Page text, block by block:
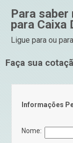
Para
para Caixa
Ligue paraou
Faça sua
Informações
Nome: